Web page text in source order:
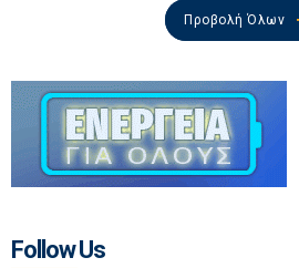
Προβολή Όλων
Follow Us